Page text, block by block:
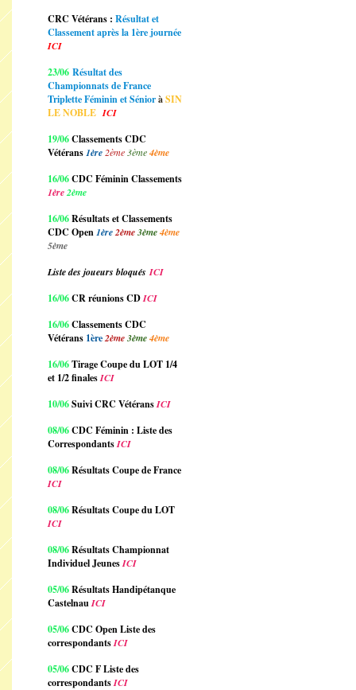
CRC Vétérans : Résultat et
Classement après la 1ère journée
ICI
23/06 Résultat des
Championnats de France
Triplette Féminin et SénioràSIN
LE NOBLEICI
19/06Classements CDC
Vétérans1ère 2ème 3ème4ème
16/06CDC Féminin Classements
1ère2ème
16/06Résultats et Classements
CDC Open1ère2ème3ème4ème
5ème
Liste des joueurs bloqués ICI
16/06CR réunions CDICI
16/06Classements CDC
Vétérans 1ère2ème3ème4ème
16/06Tirage Coupe du LOT 1/4
et 1/2 finalesICI
10/06Suivi CRC VétéransICI
08/06CDC Féminin : Liste des
CorrespondantsICI
08/06Résultats Coupe de France
ICI
08/06Résultats Coupe du LOT
ICI
08/06Résultats Championnat
Individuel JeunesICI
05/06Résultats Handipétanque
CastelnauICI
05/06CDC Open Liste des
correspondantsICI
05/06CDC F Liste des
correspondantsICI